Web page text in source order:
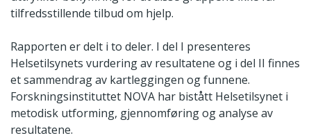
tilfredsstillende tilbud om hjelp.
Rapporten er delt i to deler. I del I presenteres
Helsetilsynets vurdering av resultatene og i del II finnes
et sammendrag av kartleggingen og funnene.
Forskningsinstituttet NOVA har bistått Helsetilsynet i
metodisk utforming, gjennomføring og analyse av
resultatene.